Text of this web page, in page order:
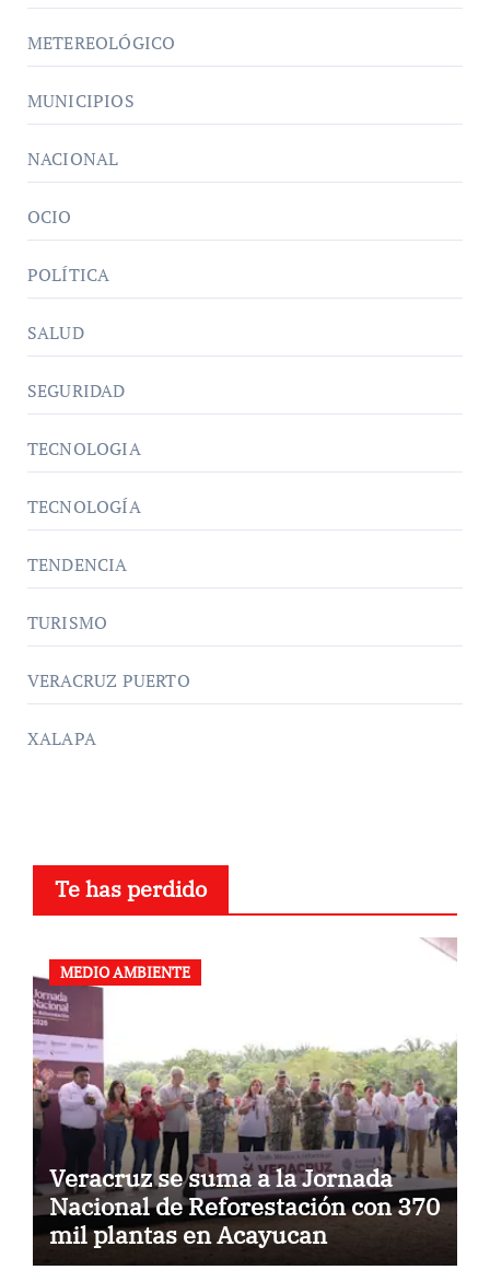
METEREOLÓGICO
MUNICIPIOS
NACIONAL
OCIO
POLÍTICA
SALUD
SEGURIDAD
TECNOLOGIA
TECNOLOGÍA
TENDENCIA
TURISMO
VERACRUZ PUERTO
XALAPA
Te has perdido
MEDIO AMBIENTE
Veracruz se suma a la Jornada
Nacional de Reforestación con 370
mil plantas en Acayucan